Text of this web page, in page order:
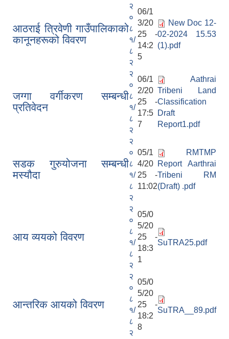
आठराई त्रिवेणी गाउँपालिकाको
कानूनहरूको विवरण
२
०
८
१/
८
२
06/1
3/20
25 -
14:2
5
New Doc 12-
02-2024 15.53
(1).pdf
जग्गा वर्गीकरण सम्बन्धी
प्रतिवेदन
२
०
८
१/
८
२
06/1
2/20
25 -
17:5
7
Aathrai
Tribeni Land
Classification
Draft
Report1.pdf
सडक गुरुयोजना सम्बन्धी
मस्यौदा
२
०
८
१/
८
२
05/1
4/20
25 -
11:02
RMTMP
Report Aarthrai
Tribeni RM
(Draft) .pdf
आय व्ययको विवरण
२
०
८
१/
८
२
05/0
5/20
25 -
18:3
1
SuTRA25.pdf
आन्तरिक आयको विवरण
२
०
८
१/
८
२
05/0
5/20
25 -
18:2
8
SuTRA__89.pdf